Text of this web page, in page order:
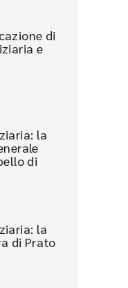
di
e
la
di
la
di Prato